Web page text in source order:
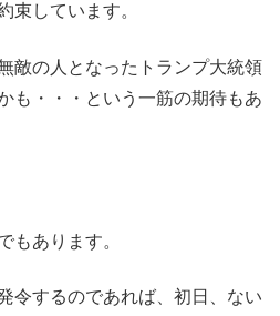
束しています。
敵の人となったトランプ大統領
も・・・という一筋の期待もあ
もあります。
令するのであれば、初日、ない